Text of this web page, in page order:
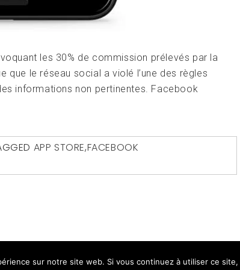
les 30% de commission prélevés par la
que le réseau social a violé l’une des règles
informations non pertinentes. Facebook
APP STORE,FACEBOOK
right reserved|Theme: Magazine Prime by
sur notre site web. Si vous continuez à utiliser ce